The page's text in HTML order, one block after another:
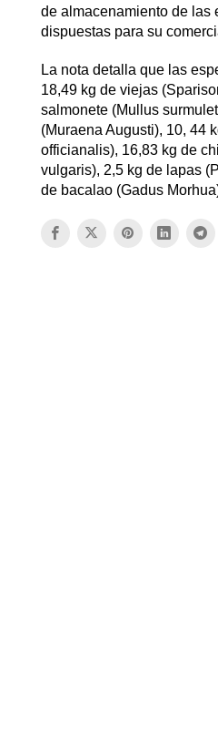
de almacenamiento de las
dispuestas para su
La nota detalla que las
18,49 kg de viejas
salmonete (Mullus
(Muraena Augusti), 10, 44
officianalis), 16,83 kg de
vulgaris), 2,5 kg de lapas
de bacalao (Gadus